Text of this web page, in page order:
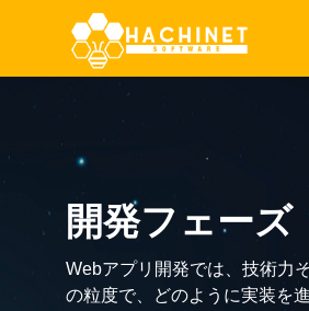
開発フェーズ
Webアプリ開発では、技術力
の粒度で、どのように実装を